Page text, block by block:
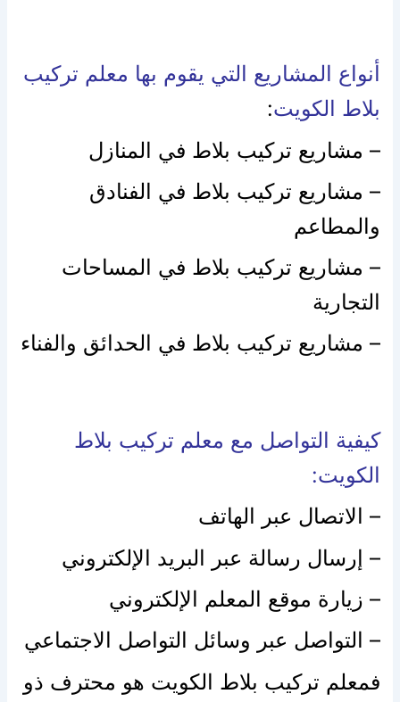
أنواع المشاريع التي يقوم بها معلم تركيب
بلاط الكويت:
– مشاريع تركيب بلاط في المنازل
– مشاريع تركيب بلاط في الفنادق
والمطاعم
– مشاريع تركيب بلاط في المساحات
التجارية
– مشاريع تركيب بلاط في الحدائق والفناء
كيفية التواصل مع معلم تركيب بلاط
الكويت:
– الاتصال عبر الهاتف
– إرسال رسالة عبر البريد الإلكتروني
– زيارة موقع المعلم الإلكتروني
– التواصل عبر وسائل التواصل الاجتماعي
فمعلم تركيب بلاط الكويت هو محترف ذو